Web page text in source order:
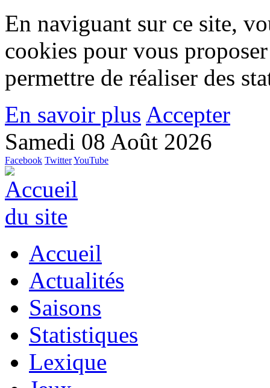
En naviguant sur ce site,
cookies pour vous
permettre de réaliser des
En savoir plus Accepter
Samedi 08 Août 2026
Facebook TwitterYouTube
Accueil
Actualités
Saisons
Statistiques
Lexique